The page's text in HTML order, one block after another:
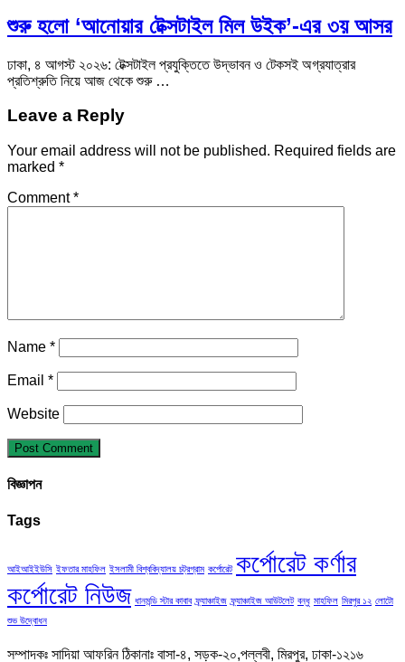
শুরু হলো ‘আনোয়ার টেক্সটাইল মিল উইক’-এর ৩য় আসর
ঢাকা, ৪ আগস্ট ২০২৬: টেক্সটাইল প্রযুক্তিতে উদ্ভাবন ও টেকসই অগ্রযাত্রার
প্রতিশ্রুতি নিয়ে আজ থেকে শুরু …
Leave a Reply
Your email address will not be published. Required fields are
marked *
Comment*
Name *
Email *
Website
বিজ্ঞাপন
Tags
আইআইইউসি ইফতার মাহফিল ইসলামী বিশ্ববিদ্যালয় চট্রগ্রাম কর্পোরেট কর্পোরেট কর্ণার
কর্পোরেট নিউজ ধানমন্ডি স্টার কাবাব ফ্র্যাঞ্চাইজ ফ্র্যাঞ্চাইজ আউটলেট বন্ধু মাহফিল মিরপুর ১২ লোটো
শুভ উদ্বোধন
সম্পাদকঃ সাদিয়া আফরিন ঠিকানাঃ বাসা-৪, সড়ক-২০,পল্লবী, মিরপুর, ঢাকা-১২১৬